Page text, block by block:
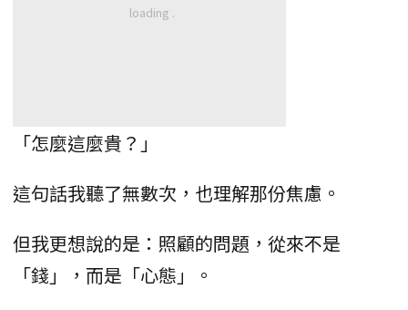
「怎麼這麼貴？」
這句話我聽了無數次，也理解那份焦慮。
但我更想說的是：照顧的問題，從來不是
「錢」，而是「心態」。